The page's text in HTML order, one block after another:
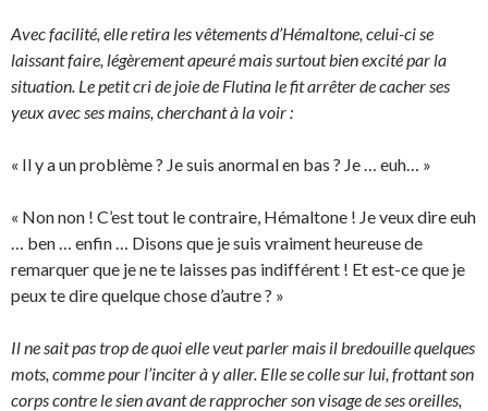
Avec facilité, elle retira les vêtements d’Hémaltone, celui-ci se
laissant faire, légèrement apeuré mais surtout bien excité par la
situation. Le petit cri de joie de Flutina le fit arrêter de cacher ses
yeux avec ses mains, cherchant à la voir :
« Il y a un problème ? Je suis anormal en bas ? Je … euh… »
« Non non ! C’est tout le contraire, Hémaltone ! Je veux dire euh
… ben … enfin … Disons que je suis vraiment heureuse de
remarquer que je ne te laisses pas indifférent ! Et est-ce que je
peux te dire quelque chose d’autre ? »
Il ne sait pas trop de quoi elle veut parler mais il bredouille quelques
mots, comme pour l’inciter à y aller. Elle se colle sur lui, frottant son
corps contre le sien avant de rapprocher son visage de ses oreilles,